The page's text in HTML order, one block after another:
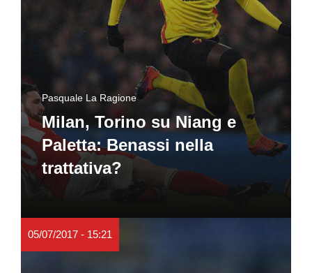
Pasquale La Ragione
Milan, Torino su Niang e
Paletta: Benassi nella
trattativa?
05/07/2017 - 15:21